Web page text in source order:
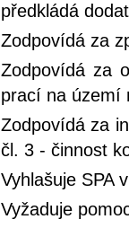
předkládá
Zodpovídá za
Zodpovídá za
prací na území
Zodpovídá za
čl. 3 - činnost
Vyhlašuje SPA
Vyžaduje